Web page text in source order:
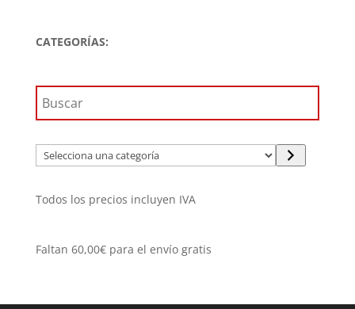
391,91€
CATEGORÍAS:
Selecciona
una
Todos los precios incluyen IVA
Faltan 60,00€para el envío gratis